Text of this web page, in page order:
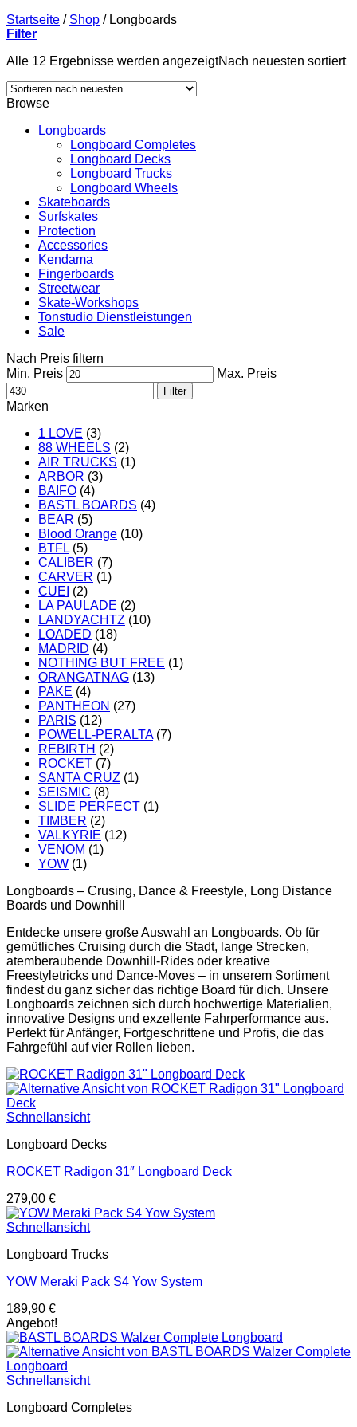
Startseite / Shop /Longboards
Filter
Alle 12 Ergebnisse werden angezeigtNach neuesten sortiert
Browse
Longboards
Longboard Completes
Longboard Decks
Longboard Trucks
Longboard Wheels
Skateboards
Surfskates
Protection
Accessories
Kendama
Fingerboards
Streetwear
Skate-Workshops
Tonstudio Dienstleistungen
Sale
Nach Preis filtern
Min. Preis
Max. Preis
Filter
Marken
1 LOVE (3)
88 WHEELS (2)
AIR TRUCKS (1)
ARBOR (3)
BAIFO (4)
BASTL BOARDS (4)
BEAR (5)
Blood Orange (10)
BTFL (5)
CALIBER (7)
CARVER (1)
CUEI (2)
LA PAULADE (2)
LANDYACHTZ (10)
LOADED (18)
MADRID (4)
NOTHING BUT FREE (1)
ORANGATNAG (13)
PAKE (4)
PANTHEON (27)
PARIS (12)
POWELL-PERALTA (7)
REBIRTH (2)
ROCKET (7)
SANTA CRUZ (1)
SEISMIC (8)
SLIDE PERFECT (1)
TIMBER (2)
VALKYRIE (12)
VENOM (1)
YOW (1)
Longboards – Crusing, Dance & Freestyle, Long Distance
Boards und Downhill
Entdecke unsere große Auswahl an Longboards. Ob für
gemütliches Cruising durch die Stadt, lange Strecken,
atemberaubende Downhill-Rides oder kreative
Freestyletricks und Dance-Moves – in unserem Sortiment
findest du ganz sicher das richtige Board für dich. Unsere
Longboards zeichnen sich durch hochwertige Materialien,
innovative Designs und exzellente Fahrperformance aus.
Perfekt für Anfänger, Fortgeschrittene und Profis, die das
Fahrgefühl auf vier Rollen lieben.
Schnellansicht
Longboard Decks
ROCKET Radigon 31″ Longboard Deck
279,00 €
Schnellansicht
Longboard Trucks
YOW Meraki Pack S4 Yow System
189,90 €
Angebot!
Schnellansicht
Longboard Completes